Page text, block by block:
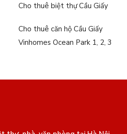
Cho thuê biệt thự Cầu Giấy
Cho thuê căn hộ Cầu Giấy
Vinhomes Ocean Park 1, 2, 3